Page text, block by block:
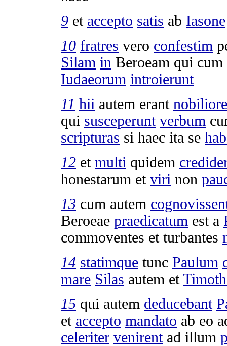
9 et accepto satis ab Iasone
10 fratres vero confestim
Silam in Beroeam qui cum
Iudaeorum introierunt
11 hii autem erant
qui susceperunt verbum
scripturas si haec ita se
12 et multi quidem
honestarum et viri non
13 cum autem
Beroeae praedicatum est a
commoventes et turbantes
14 statimque tunc Paulum
mare Silas autem et
15 qui autem deducebant
et accepto mandato ab eo
celeriter venirentad illum